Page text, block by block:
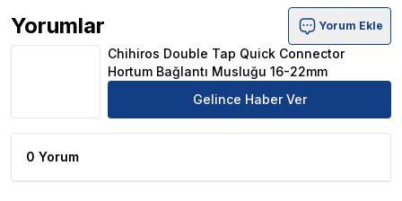
Yorumlar
Chihiros Double Tap Quick Connector Hortum Bağlantı
Yorum Ekle
Chihiros Double Tap Quick Connector
Hortum Bağlantı Musluğu 16-22mm
Gelince Haber Ver
0 Yorum